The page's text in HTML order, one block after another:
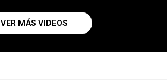
VER MÁS VIDEOS